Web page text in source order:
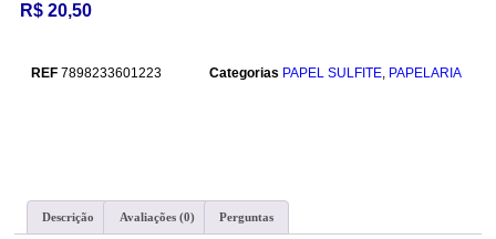
R$ 20,50
REF 7898233601223 Categorias PAPEL SULFITE, PAPELARIA
Descrição Avaliações (0) Perguntas